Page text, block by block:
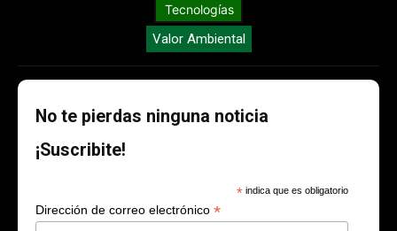
Tecnologías
Valor Ambiental
No te pierdas ninguna noticia
¡Suscribite!
* indica que es obligatorio
Dirección de correo electrónico *